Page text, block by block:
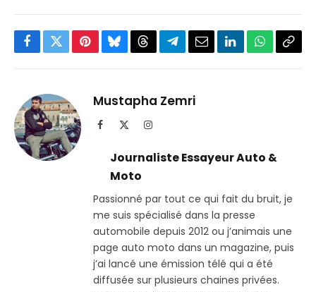
Facebook
TwitterPinterestBlueskyThreadsPartager
Telegram
EmailLinkedInWhatsApp
Mustapha Zemri
Facebook Instagram
Journaliste Essayeur Auto &
Moto
Passionné par tout ce qui fait du bruit, je
me suis spécialisé dans la presse
automobile depuis 2012 ou j’animais une
page auto moto dans un magazine, puis
j’ai lancé une émission télé qui a été
diffusée sur plusieurs chaines privées.